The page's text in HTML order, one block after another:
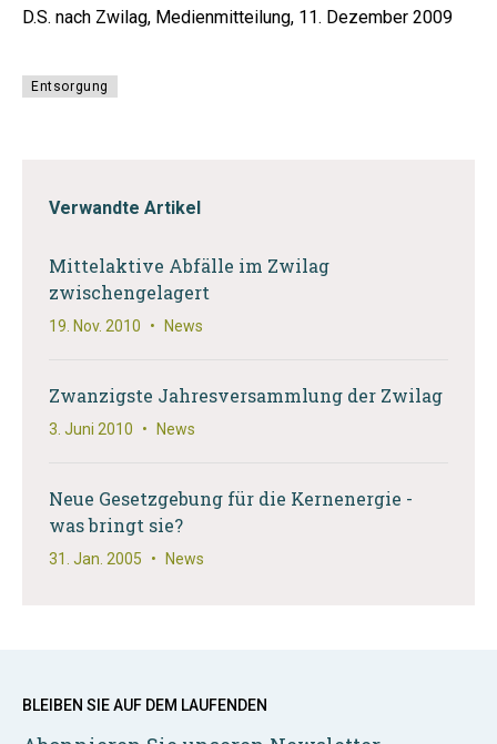
D.S. nach Zwilag, Medienmitteilung, 11. Dezember 2009
Entsorgung
Verwandte Artikel
Mittelaktive Abfälle im Zwilag
zwischengelagert
19. Nov. 2010 • News
Zwanzigste Jahresversammlung der Zwilag
3. Juni 2010 • News
Neue Gesetzgebung für die Kernenergie -
was bringt sie?
31. Jan. 2005 • News
BLEIBEN SIE AUF DEM LAUFENDEN